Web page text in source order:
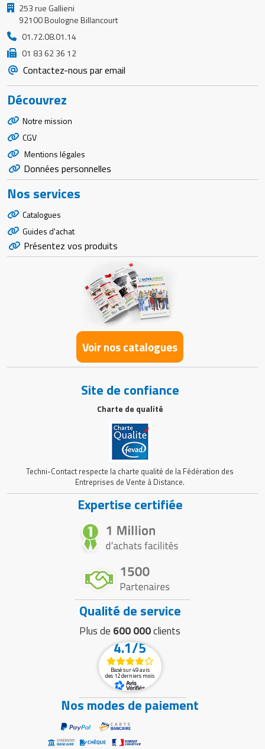
253 rue Gallieni
92100 Boulogne Billancourt
01.72.08.01.14
01 83 62 36 12
Contactez-nous par email
Découvrez
Notre mission
CGV
Mentions légales
Données personnelles
Nos services
Catalogues
Guides d'achat
Présentez vos produits
Voir nos catalogues
Site de confiance
Charte de qualité
Techni-Contact respecte la charte qualité de la Fédération des
Entreprises de Vente à Distance.
Expertise certifiée
Qualité de service
Plus de 600 000clients
4.1/5
Basé sur 49 avis
des 12 derniers mois
Nos modes de paiement